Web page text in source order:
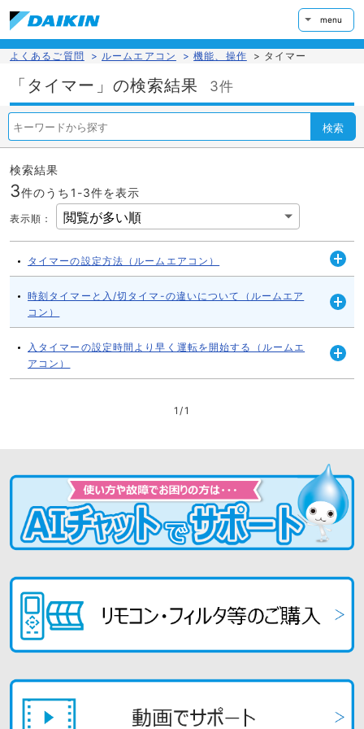
menu
よくあるご質問 > ルームエアコン > 機能、操作 > タイマー
「タイマー」の検索結果 3件
検索
検索結果
3件のうち1-3件を表示
表示順 ：
タイマーの設定方法（ルームエアコン）
開
く
時刻タイマーと入/切タイマ-の違いについて（ルームエア
コン）
入タイマーの設定時間より早く運転を開始する（ルームエ
アコン）
1 /1